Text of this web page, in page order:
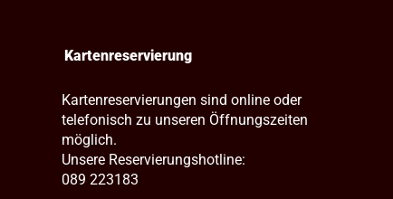
Kartenreservierung
Kartenreservierungen sind online oder
telefonisch zu unseren Öffnungszeiten
möglich.
Unsere Reservierungshotline:
089 223183